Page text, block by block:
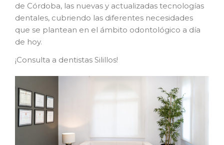
de Córdoba, las nuevas y actualizadas tecnologías
dentales, cubriendo las diferentes necesidades
que se plantean en el ámbito odontológico a día
de hoy.
¡Consulta a dentistas Silillos!